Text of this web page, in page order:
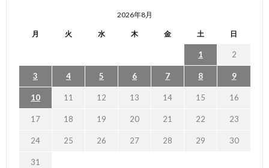
2026年8月
月 火 水 木 金 土 日
1 2
3 4 5 6 7 8 9
10 11 12 13 14 15 16
17 18 19 20 21 22 23
24 25 26 27 28 29 30
31